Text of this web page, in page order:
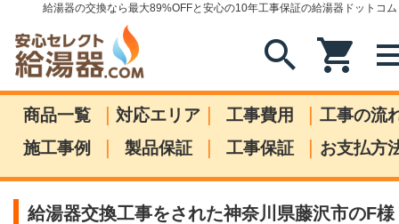
給湯器の交換なら最大89%OFFと安心の10年工事保証の給湯器ドットコム
search shopping_cart
商品一覧 | 対応エリア | 工事費用 | 工事の流
施工事例
| 製品保証 | 工事保証 | お支払方
給湯器交換工事をされた神奈川県藤沢市のF様